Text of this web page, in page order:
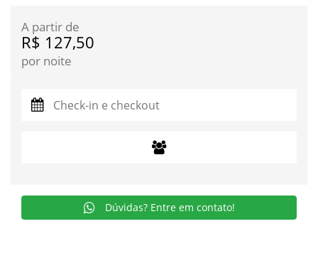
A partir de
R$ 127,50
por noite
Dúvidas? Entre em contato!